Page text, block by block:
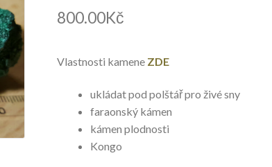
800.00Kč
Vlastnosti kamene ZDE
ukládat pod polštář pro živé sny
faraonský kámen
kámen plodnosti
Kongo